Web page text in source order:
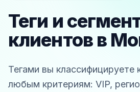
Теги и
клиентов в
Тегами вы классифицируете
любым критериям: VIP,